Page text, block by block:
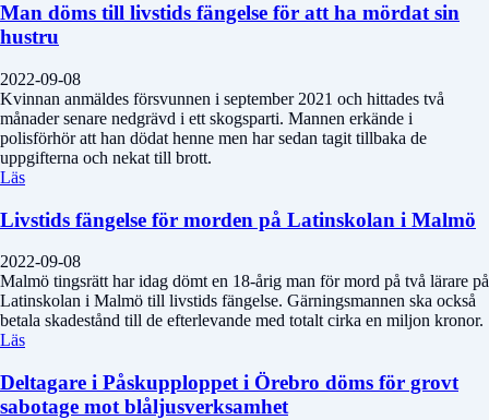
Man döms till livstids fängelse för att ha mördat sin
hustru
2022-09-08
Kvinnan anmäldes försvunnen i september 2021 och hittades två
månader senare nedgrävd i ett skogsparti. Mannen erkände i
polisförhör att han dödat henne men har sedan tagit tillbaka de
uppgifterna och nekat till brott.
Läs
Livstids fängelse för morden på Latinskolan i Malmö
2022-09-08
Malmö tingsrätt har idag dömt en 18-årig man för mord på två lärare på
Latinskolan i Malmö till livstids fängelse. Gärningsmannen ska också
betala skadestånd till de efterlevande med totalt cirka en miljon kronor.
Läs
Deltagare i Påskupploppet i Örebro döms för grovt
sabotage mot blåljusverksamhet